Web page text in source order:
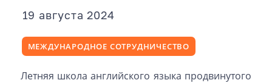
19 августа 2024
МЕЖДУНАРОДНОЕ СОТРУДНИЧЕСТВО
Летняя школа английского языка продвинутого